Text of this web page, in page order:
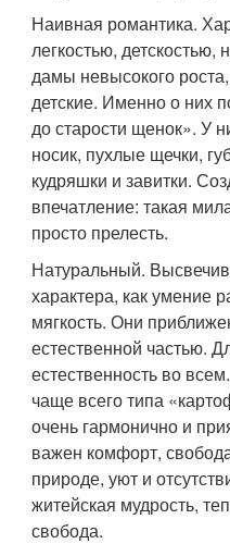
Наивная романтика.
легкостью,
дамы невысокого
детские. Именно о них
до старости щенок». У
носик, пухлые щечки,
кудряшки и завитки.
впечатление: такая
просто прелесть.
Натуральный.
характера, как умение
мягкость. Они
естественной частью.
естественность во
чаще всего типа
очень гармонично и
важен комфорт,
природе, уют и
житейская мудрость,
свобода.